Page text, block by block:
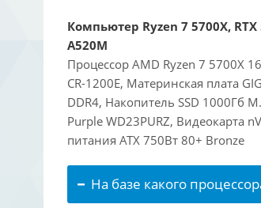
Компьютер Ryzen 7 5700X, RTX
A520M
Процессор AMD Ryzen 7 5700X
CR-1200E, Материнская плата
DDR4, Накопитель SSD 1000Гб
Purple WD23PURZ, Видеокарта
питания ATX 750Вт 80+ Bronze
На базе какого